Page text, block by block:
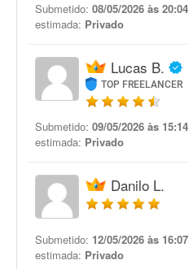
Submetido: 08/05/2026 às 20:04
estimada: Privado
Lucas B.
TOP FREELANCER
Submetido: 09/05/2026 às 15:14
estimada: Privado
Danilo L.
Submetido: 12/05/2026 às 16:07
estimada: Privado